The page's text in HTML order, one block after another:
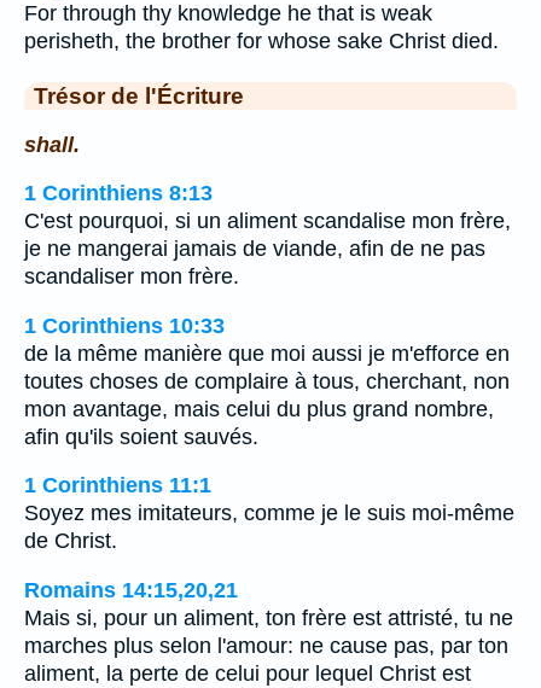
For through thy knowledge he that is weak
perisheth, the brother for whose sake Christ died.
Trésor de l'Écriture
shall.
1 Corinthiens 8:13
C'est pourquoi, si un aliment scandalise mon frère,
je ne mangerai jamais de viande, afin de ne pas
scandaliser mon frère.
1 Corinthiens 10:33
de la même manière que moi aussi je m'efforce en
toutes choses de complaire à tous, cherchant, non
mon avantage, mais celui du plus grand nombre,
afin qu'ils soient sauvés.
1 Corinthiens 11:1
Soyez mes imitateurs, comme je le suis moi-même
de Christ.
Romains 14:15,20,21
Mais si, pour un aliment, ton frère est attristé, tu ne
marches plus selon l'amour: ne cause pas, par ton
aliment, la perte de celui pour lequel Christ est